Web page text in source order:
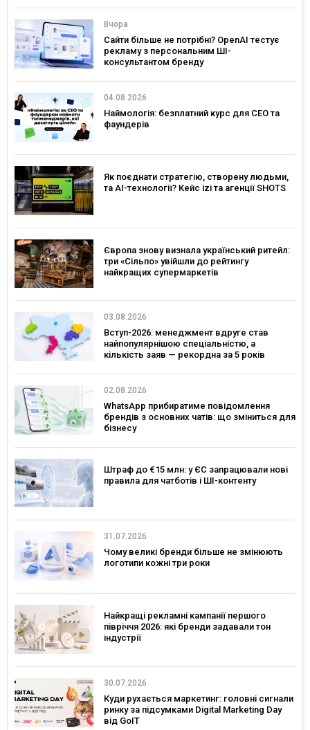
Вчора
Сайти більше не потрібні? OpenAI тестує
рекламу з персональним ШІ-
консультантом бренду
04.08.2026
Наймологія: безплатний курс для CEO та
фаундерів
Як поєднати стратегію, створену людьми,
та AI-технології? Кейс izi та агенції SHOTS
Європа знову визнала український ритейл:
три «Сільпо» увійшли до рейтингу
найкращих супермаркетів
03.08.2026
Вступ-2026: менеджмент вдруге став
найпопулярнішою спеціальністю, а
кількість заяв — рекордна за 5 років
02.08.2026
WhatsApp прибиратиме повідомлення
брендів з основних чатів: що зміниться для
бізнесу
Штраф до €15 млн: у ЄС запрацювали нові
правила для чатботів і ШІ-контенту
31.07.2026
Чому великі бренди більше не змінюють
логотипи кожні три роки
Найкращі рекламні кампанії першого
півріччя 2026: які бренди задавали тон
індустрії
30.07.2026
Куди рухається маркетинг: головні сигнали
ринку за підсумками Digital Marketing Day
від GoIT